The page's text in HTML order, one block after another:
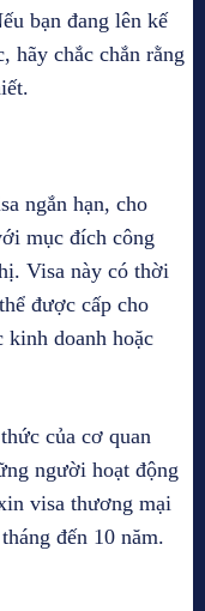
bạn đang lên kế
hãy chắc chắn rằng
ngắn hạn, cho
mục đích công
Visa này có thời
được cấp cho
kinh doanh hoặc
của cơ quan
người hoạt động
visa thương mại
đến 10 năm.